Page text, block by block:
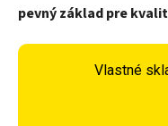
pevný základ pre
Vlastné